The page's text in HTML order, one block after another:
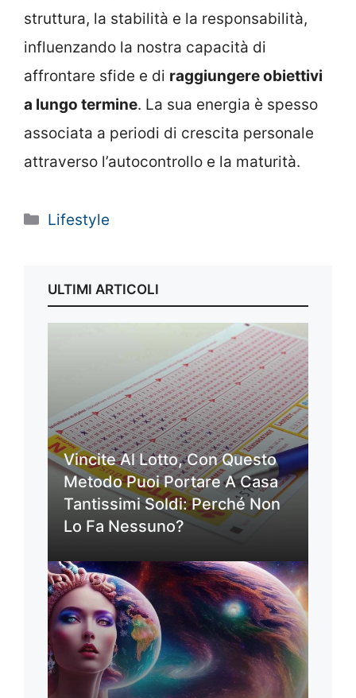
struttura, la stabilità e la responsabilità,
influenzando la nostra capacità di
affrontare sfide e di raggiungere obiettivi
a lungo termine. La sua energia è spesso
associata a periodi di crescita personale
attraverso l’autocontrollo e la maturità.
Categorie
Lifestyle
ULTIMI ARTICOLI
Vincite Al Lotto, Con Questo
Metodo Puoi Portare A Casa
Tantissimi Soldi: Perché Non
Lo Fa Nessuno?